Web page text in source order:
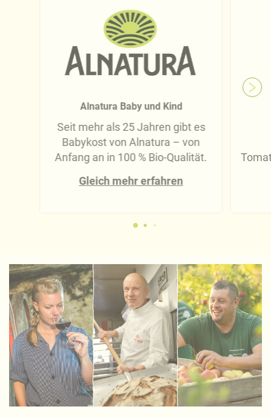
Alnatura Baby und Kind
Seit mehr als 25 Jahren gibt es
Babykost von Alnatura – von
Anfang an in 100 % Bio-Qualität.
Gleich mehr erfahren